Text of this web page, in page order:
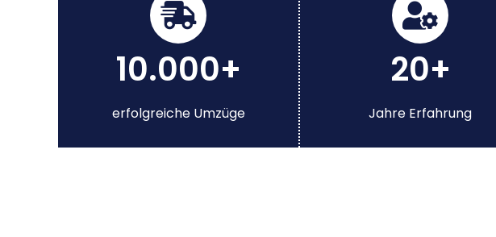
10.000+
erfolgreiche Umzüge
20+
Jahre Erfahrung